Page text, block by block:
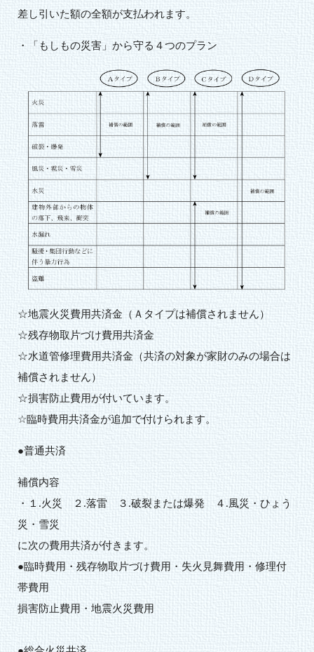
差し引いた額の全額が支払われます。
・「もしもの災害」から守る４つのプラン
☆地震火災費用共済金（Ａタイプは補償されません）
☆残存物取片づけ費用共済金
☆水道管修理費用共済金（共済の対象が家財のみの場合は
補償されません）
☆損害防止費用が付いています。
☆臨時費用共済金が追加で付けられます。
●普通共済
補償内容
・１.火災 ２.落雷 ３.破裂または爆発 ４.風災・ひょう
災・雪災
に次の費用共済が付きます。
●臨時費用・残存物取片づけ費用・失火見舞費用・修理付
帯費用
損害防止費用・地震火災費用